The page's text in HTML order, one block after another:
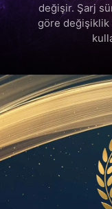
değişir. Şarj
göre değişiklik